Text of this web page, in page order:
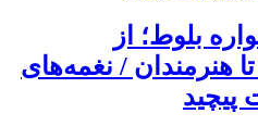
بلوط؛ از
هنرمندان / نغمه‌های
پیچید